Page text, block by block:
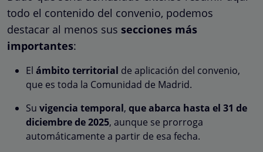
todo el contenido del convenio, podemos
destacar al menos sus secciones más
importantes:
El ámbito territorial de aplicación del convenio,
que es toda la Comunidad de Madrid.
Su vigencia temporal, que abarca hasta el 31 de
diciembre de 2025, aunque se prorroga
automáticamente a partir de esa fecha.